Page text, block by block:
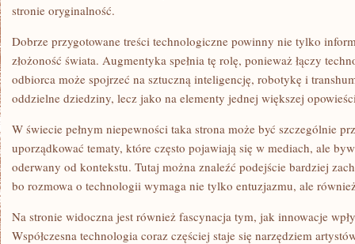
stronie oryginalność.
Dobrze przygotowane treści technologiczne powinny nie tylko
złożoność świata. Augmentyka spełnia tę rolę, ponieważ łączy
odbiorca może spojrzeć na sztuczną inteligencję, robotykę i
oddzielne dziedziny, lecz jako na elementy jednej większej
W świecie pełnym niepewności taka strona może być szczególnie
uporządkować tematy, które często pojawiają się w mediach, ale
oderwany od kontekstu. Tutaj można znaleźć podejście bardziej
bo rozmowa o technologii wymaga nie tylko entuzjazmu, ale
Na stronie widoczna jest również fascynacja tym, jak innowacje
Współczesna technologia coraz częściej staje się narzędziem